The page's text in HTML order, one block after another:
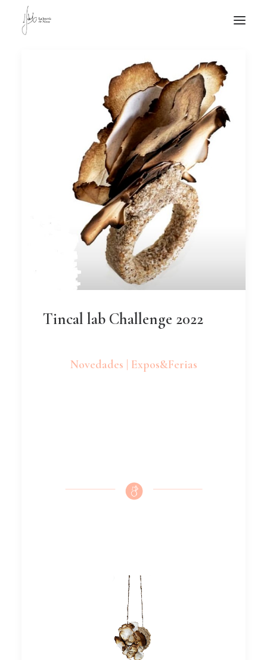
NOTICIAS DE JOYERÍA CONTEMPORÁNEA
Tincal lab Challenge 2022
Novedades | Expos&Ferias